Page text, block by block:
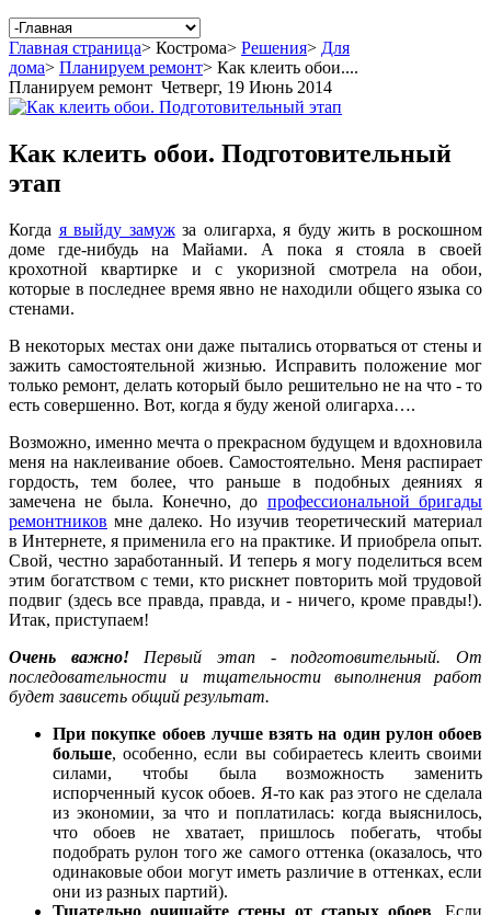
Главная страница> Кострома> Решения> Для
дома> Планируем ремонт> Как клеить обои....
Планируем ремонт Четверг, 19 Июнь 2014
Как клеить обои. Подготовительный
этап
Когда я выйду замужза олигарха, я буду жить в роскошном
доме где-нибудь на Майами. А пока я стояла в своей
крохотной квартирке и с укоризной смотрела на обои,
которые в последнее время явно не находили общего языка со
стенами.
В некоторых местах они даже пытались оторваться от стены и
зажить самостоятельной жизнью. Исправить положение мог
только ремонт, делать который было решительно не на что - то
есть совершенно. Вот, когда я буду женой олигарха….
Возможно, именно мечта о прекрасном будущем и вдохновила
меня на наклеивание обоев. Самостоятельно. Меня распирает
гордость, тем более, что раньше в подобных деяниях я
замечена не была. Конечно, до профессиональной бригады
ремонтников мне далеко. Но изучив теоретический материал
в Интернете, я применила его на практике. И приобрела опыт.
Свой, честно заработанный. И теперь я могу поделиться всем
этим богатством с теми, кто рискнет повторить мой трудовой
подвиг (здесь все правда, правда, и - ничего, кроме правды!).
Итак, приступаем!
Очень важно!Первый этап - подготовительный. От
последовательности и тщательности выполнения работ
будет зависеть общий результат.
При покупке обоев лучше взять на один рулон обоев
больше, особенно, если вы собираетесь клеить своими
силами, чтобы была возможность заменить
испорченный кусок обоев. Я-то как раз этого не сделала
из экономии, за что и поплатилась: когда выяснилось,
что обоев не хватает, пришлось побегать, чтобы
подобрать рулон того же самого оттенка (оказалось, что
одинаковые обои могут иметь различие в оттенках, если
они из разных партий).
Тщательно очищайте стены от старых обоев . Если